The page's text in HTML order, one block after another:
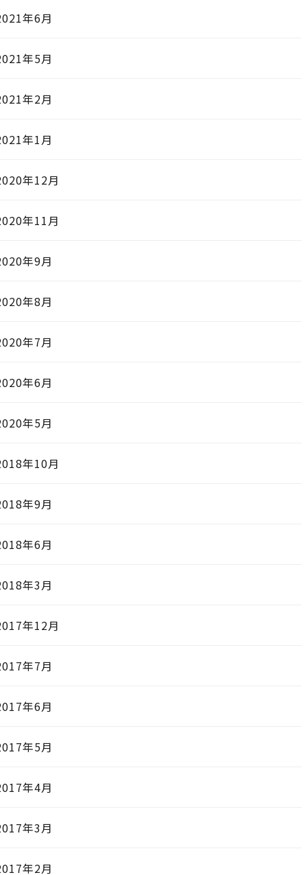
年6月
年5月
年2月
年1月
年12月
年11月
年9月
年8月
年7月
年6月
年5月
年10月
年9月
年6月
年3月
年12月
年7月
年6月
年5月
年4月
年3月
年2月